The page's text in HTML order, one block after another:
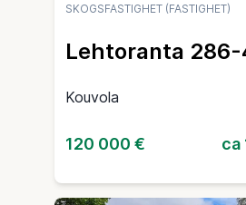
SKOGSFASTIGHET (FASTIGHET)
Lehtoranta 286-
Kouvola
120 000 € ca